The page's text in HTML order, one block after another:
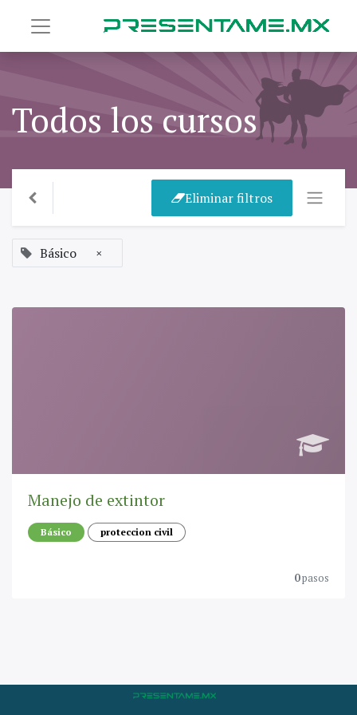
Todos los cursos
Eliminar filtros
Básico ×
Manejo de extintor
Básico proteccion civil
0pasos